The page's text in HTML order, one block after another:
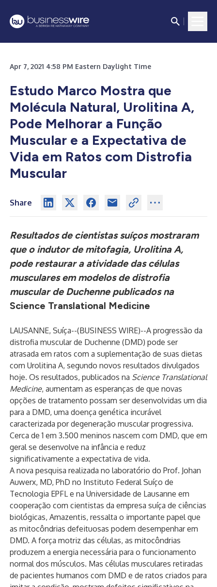
Apr 7, 2021 4:58 PM Eastern Daylight Time
Estudo Marco Mostra que
Molécula Natural, Urolitina A,
Pode Melhorar a Função
Muscular e a Expectativa de
Vida em Ratos com Distrofia
Muscular
Share
Resultados de cientistas suíços mostraram
que o indutor de mitofagia, Urolitina A,
pode restaurar a atividade das células
musculares em modelos de distrofia
muscular de Duchenne publicados na
Science Translational Medicine
LAUSANNE, Suíça--(BUSINESS WIRE)--A progressão da
distrofia muscular de Duchenne (DMD) pode ser
atrasada em ratos com a suplementação de suas dietas
com Urolitina A, segundo novos resultados divulgados
hoje. Os resultados, publicados na Science Translational
Medicine, aumentam as esperanças de que novas
opções de tratamento possam ser desenvolvidas um dia
para a DMD, uma doença genética incurável
caracterizada por degeneração muscular progressiva.
Cerca de 1 em 3.500 meninos nascem com DMD, que em
geral se desenvolve na infância e reduz
significativamente a expectativa de vida.
A nova pesquisa realizada no laboratório do Prof. Johan
Auwerx, MD, PhD no Instituto Federal Suíço de
Tecnologia EPFL e na Universidade de Lausanne em
cooperação com cientistas da empresa suíça de ciências
biológicas, Amazentis, ressalta o importante papel que
as mitocôndrias defeituosas podem desempenhar em
DMD. A força motriz das células, as mitocôndrias
produzem a energia necessária para o funcionamento
normal dos músculos. Mas células musculares retiradas
de pacientes humanos com DMD e de ratos criados para